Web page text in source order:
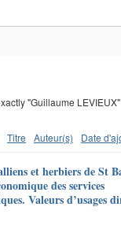
"Guillaume LEVIEUX"
Titre Auteur(s) Date
et herbiers de St
des services
Valeurs d’usages